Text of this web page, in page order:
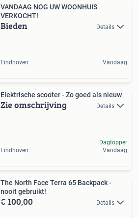
VANDAAG NOG UW WOONHUIS
VERKOCHT!
Bieden Details
Eindhoven Vandaag
Elektrische scooter - Zo goed als nieuw
Zie omschrijving Details
Eindhoven
Dagtopper
Vandaag
The North Face Terra 65 Backpack -
nooit gebruikt!
€ 100,00 Details